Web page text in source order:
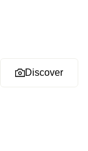
Discover